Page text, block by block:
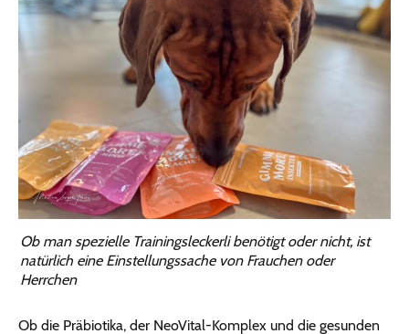
Ob man spezielle Trainingsleckerli benötigt oder nicht, ist
natürlich eine Einstellungssache von Frauchen oder
Herrchen
Ob die Präbiotika, der NeoVital-Komplex und die gesunden